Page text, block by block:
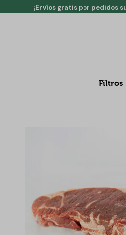
¡Envíos gratis por pedidos
Filtros